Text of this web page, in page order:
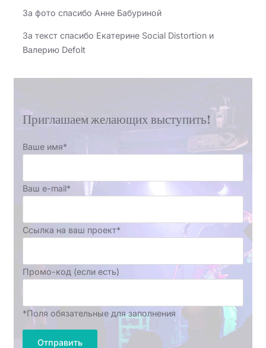
За фото спасибо Анне Бабуриной
За текст спасибо Екатерине Social Distortion и
Валерию Defolt
Приглашаем желающих выступить!
Ваше имя*
Ваш e-mail*
Ссылка на ваш проект*
Промо-код (если есть)
*Поля обязательные для заполнения